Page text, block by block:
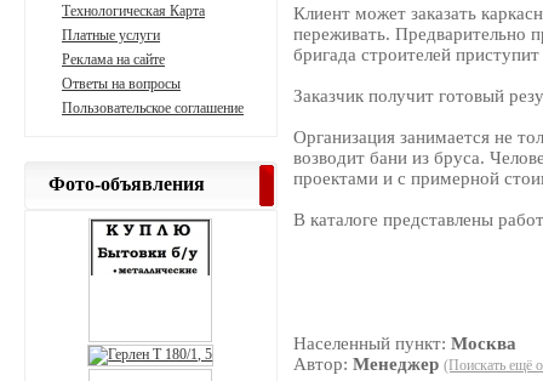
Клиент может заказать
переживать. Предварительно
бригада строителей
Заказчик получит готовый
Организация занимается не
возводит бани из бруса.
проектами и с примерной
В каталоге представлены
Населенный пункт:Москва
Автор:Менеджер (Поискать ещё
Технологическая Карта
Платные услуги
Реклама на сайте
Ответы на вопросы
Пользовательское соглашение
Фото-объявления